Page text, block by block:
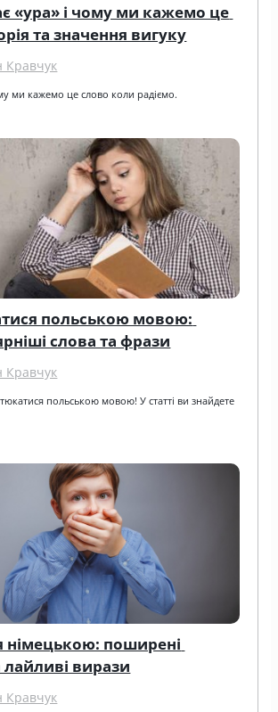
«ура» і чому ми кажемо це
та значення вигуку
Кравчук
ми кажемо це слово коли радіємо.
польською мовою:
слова та фрази
Кравчук
польською мовою! У статті ви знайдете
німецькою: поширені
вирази
Кравчук